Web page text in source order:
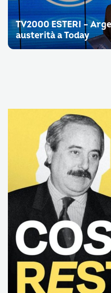
TV2000 ESTERI –
austerità a Today